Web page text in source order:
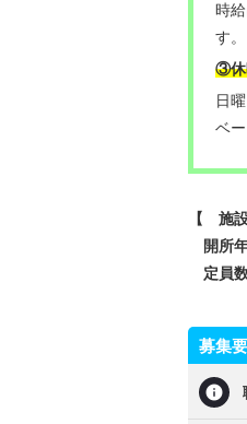
時
す。
③休
日
ベ
【 施
開所
定員
募集